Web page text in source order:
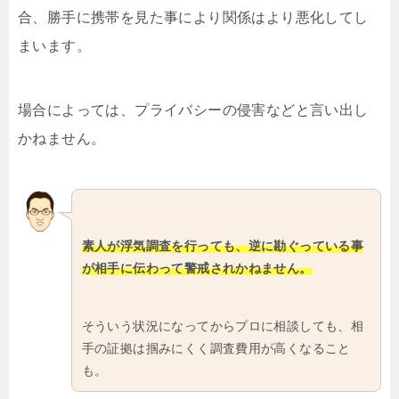
合、勝手に携帯を見た事により関係はより悪化してし
まいます。
場合によっては、プライバシーの侵害などと言い出し
かねません。
素人が浮気調査を行っても、逆に勘ぐっている事
が相手に伝わって警戒されかねません。
そういう状況になってからプロに相談しても、相
手の証拠は掴みにくく調査費用が高くなること
も。